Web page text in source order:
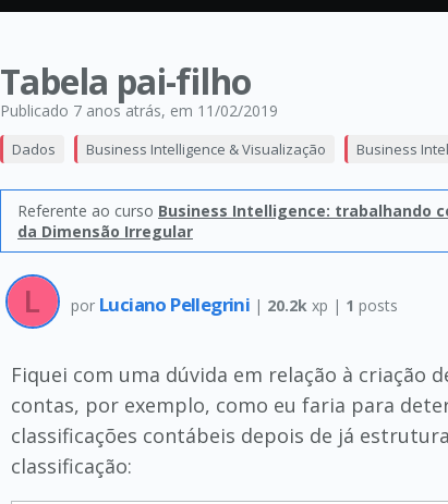
Tabela pai-filho
Publicado 7 anos atrás, em 11/02/2019
Dados Business Intelligence & Visualização Business
Referente ao curso Business Intelligence: trabalhando
da Dimensão Irregular
por Luciano Pellegrini | 20.2k xp | 1 posts
Fiquei com uma dúvida em relação à criação
contas, por exemplo, como eu faria para
classificações contábeis depois de já
classificação: